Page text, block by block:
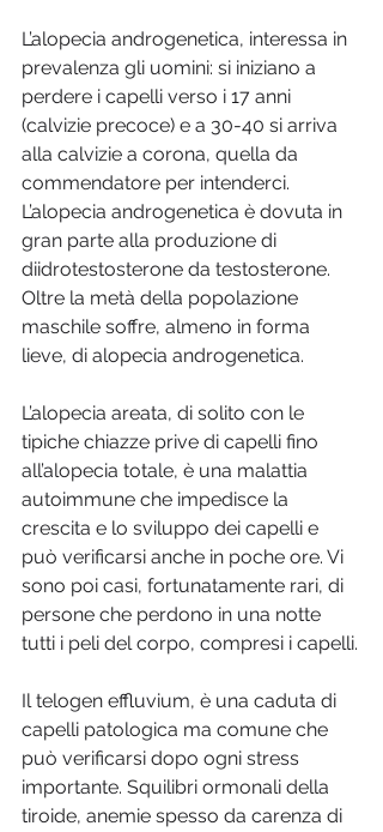
L’alopecia androgenetica, interessa in
prevalenza gli uomini: si iniziano a
perdere i capelli verso i 17 anni
(calvizie precoce) e a 30-40 si arriva
alla calvizie a corona, quella da
commendatore per intenderci.
L’alopecia androgenetica è dovuta in
gran parte alla produzione di
diidrotestosterone da testosterone.
Oltre la metà della popolazione
maschile soffre, almeno in forma
lieve, di alopecia androgenetica.
L’alopecia areata, di solito con le
tipiche chiazze prive di capelli fino
all’alopecia totale, è una malattia
autoimmune che impedisce la
crescita e lo sviluppo dei capelli e
può verificarsi anche in poche ore. Vi
sono poi casi, fortunatamente rari, di
persone che perdono in una notte
tutti i peli del corpo, compresi i capelli.
Il telogen effluvium, è una caduta di
capelli patologica ma comune che
può verificarsi dopo ogni stress
importante. Squilibri ormonali della
tiroide, anemie spesso da carenza di